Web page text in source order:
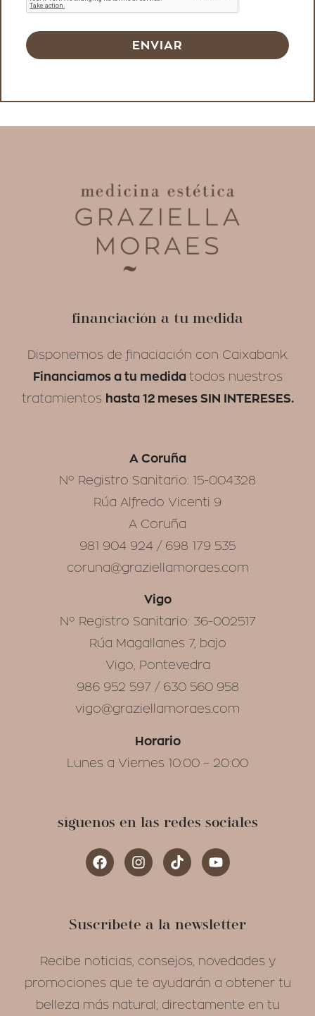
ENVIAR
financiación a tu medida
Disponemos de finaciación con Caixabank.
Financiamos a tu medida todos nuestros
tratamientos hasta 12 meses SIN INTERESES.
A Coruña
Nº Registro Sanitario: 15-004328
Rúa Alfredo Vicenti 9
A Coruña
981 904 924 / 698 179 535
coruna@graziellamoraes.com
Vigo
Nº Registro Sanitario: 36-002517
Rúa Magallanes 7, bajo
Vigo, Pontevedra
986 952 597 / 630 560 958
vigo@graziellamoraes.com
Horario
Lunes a Viernes 10:00 – 20:00
síguenos en las redes sociales
Suscríbete a la newsletter
Recibe noticias, consejos, novedades y
promociones que te ayudarán a obtener tu
belleza más natural; directamente en tu